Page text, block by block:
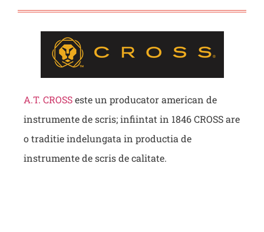
A.T. CROSSeste un producator american de
instrumente de scris; infiintat in 1846 CROSS are
o traditie indelungata in productia de
instrumente de scris de calitate.